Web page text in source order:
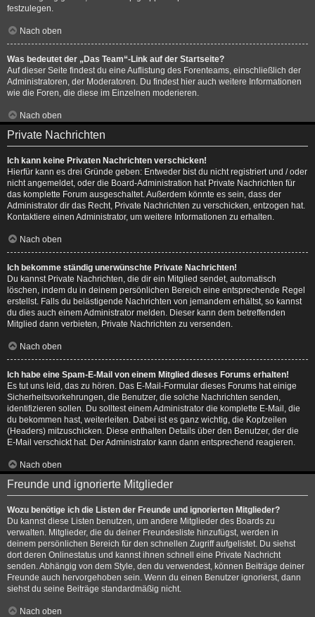
festzulegen.
Nach oben
Was bedeutet der „Das Team“-Link auf der Startseite?
Auf dieser Seite findest du eine Auflistung des Forenteams, einschließlich der
Administratoren, der Moderatoren. Du findest hier auch weitere Informationen
wie die Foren, die diese im Einzelnen moderieren.
Nach oben
Private Nachrichten
Ich kann keine Privaten Nachrichten verschicken!
Hierfür kann es drei Gründe geben: Entweder bist du nicht registriert und / oder
nicht angemeldet, oder die Board-Administration hat Private Nachrichten für
das komplette Forum ausgeschaltet. Außerdem könnte es sein, dass der
Administrator dir das Recht, Private Nachrichten zu verschicken, entzogen hat.
Kontaktiere einen Administrator, um weitere Informationen zu erhalten.
Nach oben
Ich bekomme ständig unerwünschte Private Nachrichten!
Du kannst Private Nachrichten, die dir ein Mitglied sendet, automatisch
löschen, indem du in deinem persönlichen Bereich eine entsprechende Regel
erstellst. Falls du belästigende Nachrichten von jemandem erhältst, so kannst
du dies auch einem Administrator melden. Dieser kann dem betreffenden
Mitglied dann verbieten, Private Nachrichten zu versenden.
Nach oben
Ich habe eine Spam-E-Mail von einem Mitglied dieses Forums erhalten!
Es tut uns leid, das zu hören. Das E-Mail-Formular dieses Forums hat einige
Sicherheitsvorkehrungen, die Benutzer, die solche Nachrichten senden,
identifizieren sollen. Du solltest einem Administrator die komplette E-Mail, die
du bekommen hast, weiterleiten. Dabei ist es ganz wichtig, die Kopfzeilen
(Headers) mitzuschicken. Diese enthalten Details über den Benutzer, der die
E-Mail verschickt hat. Der Administrator kann dann entsprechend reagieren.
Nach oben
Freunde und ignorierte Mitglieder
Wozu benötige ich die Listen der Freunde und ignorierten Mitglieder?
Du kannst diese Listen benutzen, um andere Mitglieder des Boards zu
verwalten. Mitglieder, die du deiner Freundesliste hinzufügst, werden in
deinem persönlichen Bereich für den schnellen Zugriff aufgelistet. Du siehst
dort deren Onlinestatus und kannst ihnen schnell eine Private Nachricht
senden. Abhängig von dem Style, den du verwendest, können Beiträge deiner
Freunde auch hervorgehoben sein. Wenn du einen Benutzer ignorierst, dann
siehst du seine Beiträge standardmäßig nicht.
Nach oben